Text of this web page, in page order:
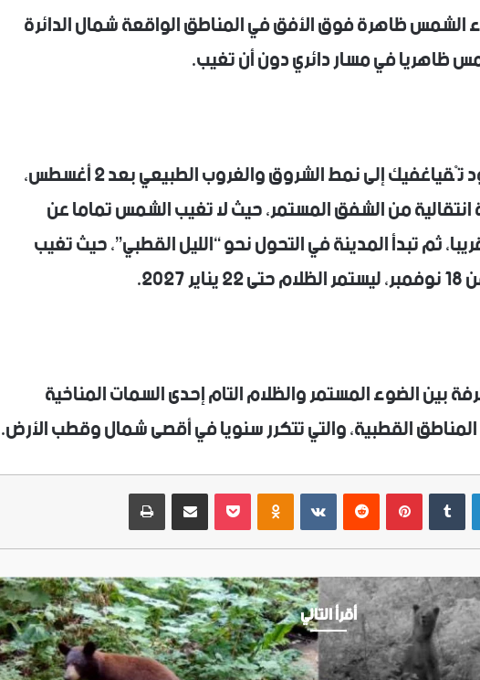
الشمس ظاهرة فوق الأفق في المناطق الواقعة شمال الدائرة
ظاهريا في مسار دائري دون أن تغيب.
وبحسب التوقعات، ستعود تْقياغفيك إلى نمط الشروق والغروب الطبيعي بعد 2 أغسطس،
من الشفق المستمر، حيث لا تغيب الشمس تماما عن
سبتمبر تقريبا، ثم تبدأ المدينة في التحول نحو “الليل القطبي”، حيث تغيب
بين الضوء المستمر والظلام التام إحدى السمات المناخية
المناطق القطبية، والتي تتكرر سنويا في أقصى شمال وقطب الأرض.
لينكدإن
‏Tumblr بينتيريست
‏Reddit
‏VKontakte
Odnoklassniki
‫Pocketمشاركة عبر البريد طباعة
أقرأ التالي